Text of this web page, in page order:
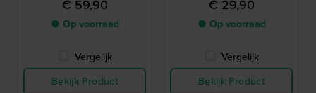
€ 59,90
● Op voorraad
Vergelijk
Bekijk Product
€ 29,90
● Op voorraad
Vergelijk
Bekijk Product